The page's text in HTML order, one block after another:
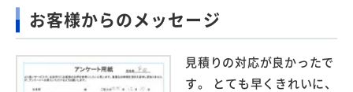
お客様からのメッセージ
見積りの対応が良かったで
す。 とても早くきれいに、